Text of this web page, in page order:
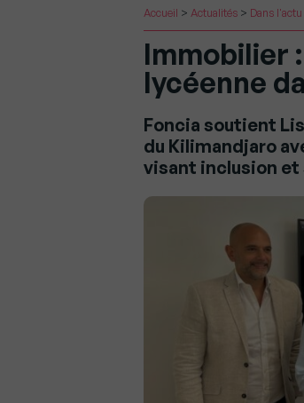
Accueil > Actualités > Dans l'actu
Immobilier
lycéenne
Foncia soutient
du Kilimandjaro
visant inclusion